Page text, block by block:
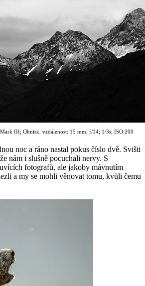
III; Ohnisk. vzdálenost: 15 mm; f/14; 1/3s; ISO:200
noc a ráno nastal pokus číslo dvě. Svišti
nám i slušně pocuchali nervy. S
fotografů, ale jakoby mávnutím
a my se mohli věnovat tomu, kvůli čemu